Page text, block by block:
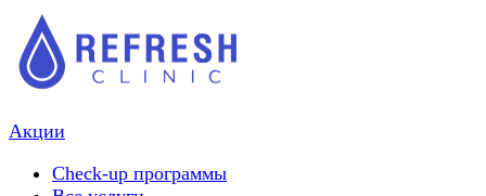
Акции
Check-up программы